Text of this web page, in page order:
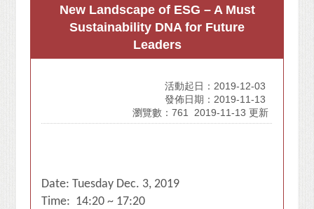
New Landscape of ESG – A Must
Sustainability DNA for Future
Leaders
活動起日：2019-12-03
發佈日期：2019-11-13
瀏覽數：761
2019-11-13 更新
Date: Tuesday Dec. 3, 2019
Time: 14:20 ~ 17:20